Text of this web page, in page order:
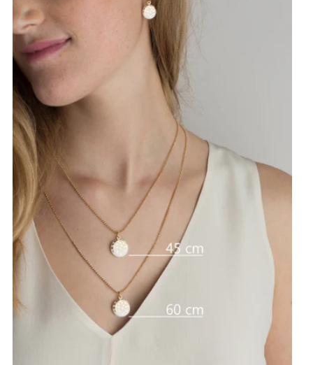
your
cart